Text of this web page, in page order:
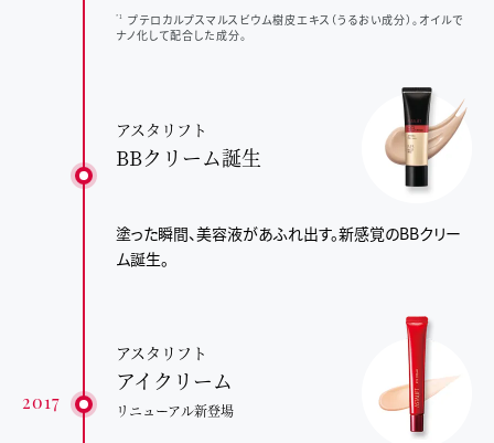
*1
プテロカルプスマルスビウム樹皮エキス（うるおい成分）。オイルで
ナノ化して配合した成分。
アスタリフト
BBクリーム誕生
塗った瞬間、美容液があふれ出す。新感覚のBBクリー
ム誕生。
2017
アスタリフト
アイクリーム
リニューアル新登場